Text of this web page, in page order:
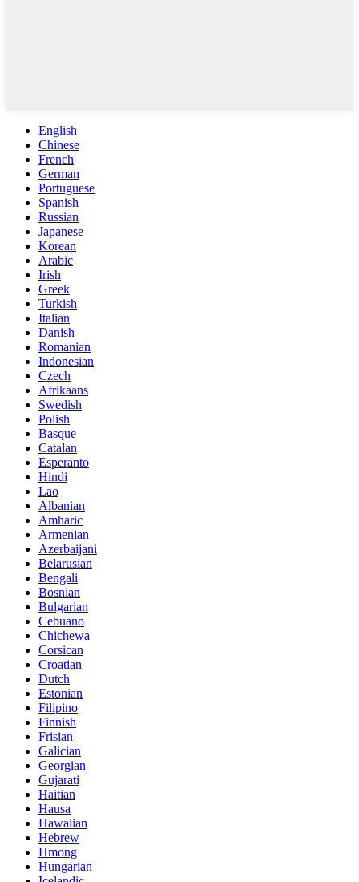
English
Chinese
French
German
Portuguese
Spanish
Russian
Japanese
Korean
Arabic
Irish
Greek
Turkish
Italian
Danish
Romanian
Indonesian
Czech
Afrikaans
Swedish
Polish
Basque
Catalan
Esperanto
Hindi
Lao
Albanian
Amharic
Armenian
Azerbaijani
Belarusian
Bengali
Bosnian
Bulgarian
Cebuano
Chichewa
Corsican
Croatian
Dutch
Estonian
Filipino
Finnish
Frisian
Galician
Georgian
Gujarati
Haitian
Hausa
Hawaiian
Hebrew
Hmong
Hungarian